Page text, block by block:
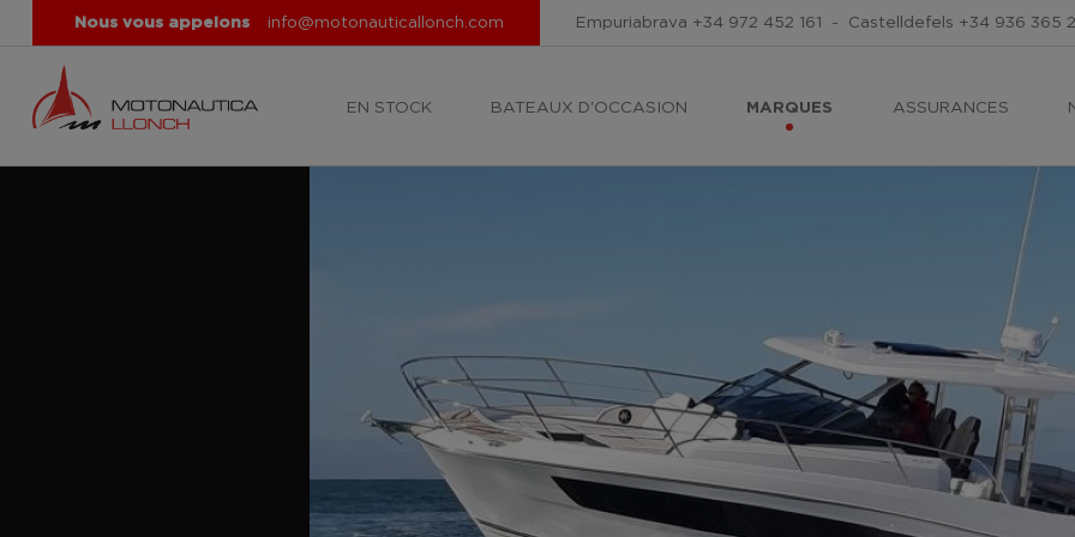
Nous vous appelons info@motonauticallonch.com Empuriabrava +34 972 452 161 - Castelldefels +34 936 365
EN STOCK BATEAUX D'OCCASION MARQUES ASSURANCES